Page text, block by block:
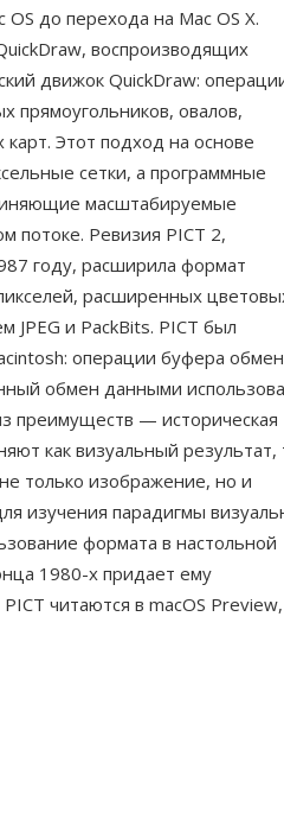
до перехода на Mac OS X.
воспроизводящих
движок QuickDraw:
прямоугольников, овалов,
карт. Этот подход на основе
сетки, а программные
масштабируемые
потоке. Ревизия PICT 2,
году, расширила формат
расширенных
JPEG и PackBits. PICT был
операции буфера
обмен данными
преимуществ — историческая
как визуальный результат,
только изображение, но и
изучения парадигмы
формата в настольной
1980-х придает ему
читаются в macOS Preview,